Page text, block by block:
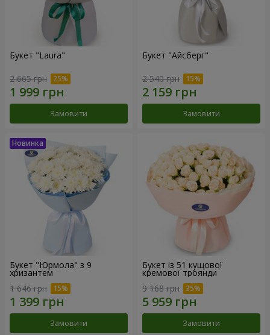
Букет "Laura"
2 665 грн
Замовити
Букет "Айсберг"
2 540 грн
Замовити
Букет "Юрмола" з 9
хризантем
1 646 грн
Замовити
Букет із 51 кущової
кремової троянди
9 168 грн
Замовити